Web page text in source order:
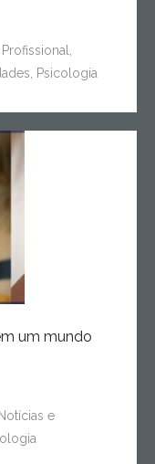
Psicologia
um mundo
Notícias e